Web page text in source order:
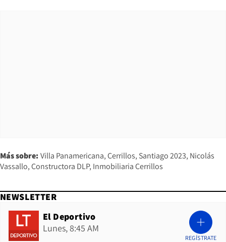
Más sobre: Villa Panamericana Cerrillos Santiago 2023 Nicolás
Vassallo Constructora DLP Inmobiliaria Cerrillos
NEWSLETTER
El Deportivo
Lunes, 8:45 AM
REGÍSTRATE